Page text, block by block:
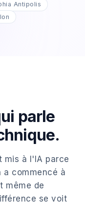
Antipolis
parle
mis à l'IA parce
a commencé à
même de
se voit